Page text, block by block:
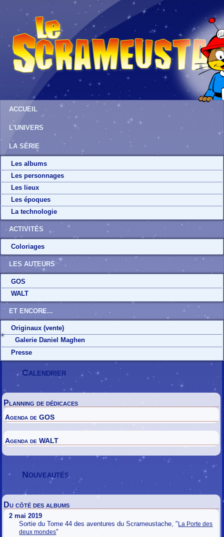
ACCUEIL
L'UNIVERS
LA SÉRIE
Les albums
Les personnages
Les lieux
Les époques
La technologie
ACTIVITÉS
Coloriages
LES AUTEURS
GOS
WALT
ET ENCORE...
Originaux (vente)
Galerie Daniel Maghen
Presse
Calendrier
Planning de dédicaces
Agenda de GOS
Agenda de WALT
Nouveautés
Du côté des albums
2 mai 2019
Sortie du Tome 44 des aventures du Scrameustache, " La Porte des
deux mondes"